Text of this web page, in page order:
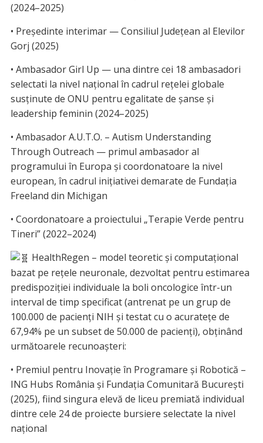
(2024–2025)
• Președinte interimar — Consiliul Județean al Elevilor
Gorj (2025)
• Ambasador Girl Up — una dintre cei 18 ambasadori
selectati la nivel național în cadrul rețelei globale
susținute de ONU pentru egalitate de șanse și
leadership feminin (2024–2025)
• Ambasador A.U.T.O. – Autism Understanding
Through Outreach — primul ambasador al
programului în Europa și coordonatoare la nivel
european, în cadrul inițiativei demarate de Fundația
Freeland din Michigan
• Coordonatoare a proiectului „Terapie Verde pentru
Tineri” (2022–2024)
HealthRegen – model teoretic și computațional
bazat pe rețele neuronale, dezvoltat pentru estimarea
predispoziției individuale la boli oncologice într-un
interval de timp specificat (antrenat pe un grup de
100.000 de pacienți NIH și testat cu o acuratețe de
67,94% pe un subset de 50.000 de pacienți), obținând
următoarele recunoașteri:
• Premiul pentru Inovație în Programare și Robotică –
ING Hubs România și Fundația Comunitară București
(2025), fiind singura elevă de liceu premiată individual
dintre cele 24 de proiecte bursiere selectate la nivel
național